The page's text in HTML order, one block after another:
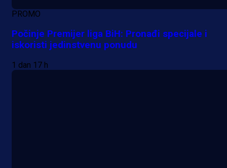
PROMO
Počinje Premijer liga BiH: Pronađi specijale i
iskoristi jedinstvenu ponudu
1 dan 17 h